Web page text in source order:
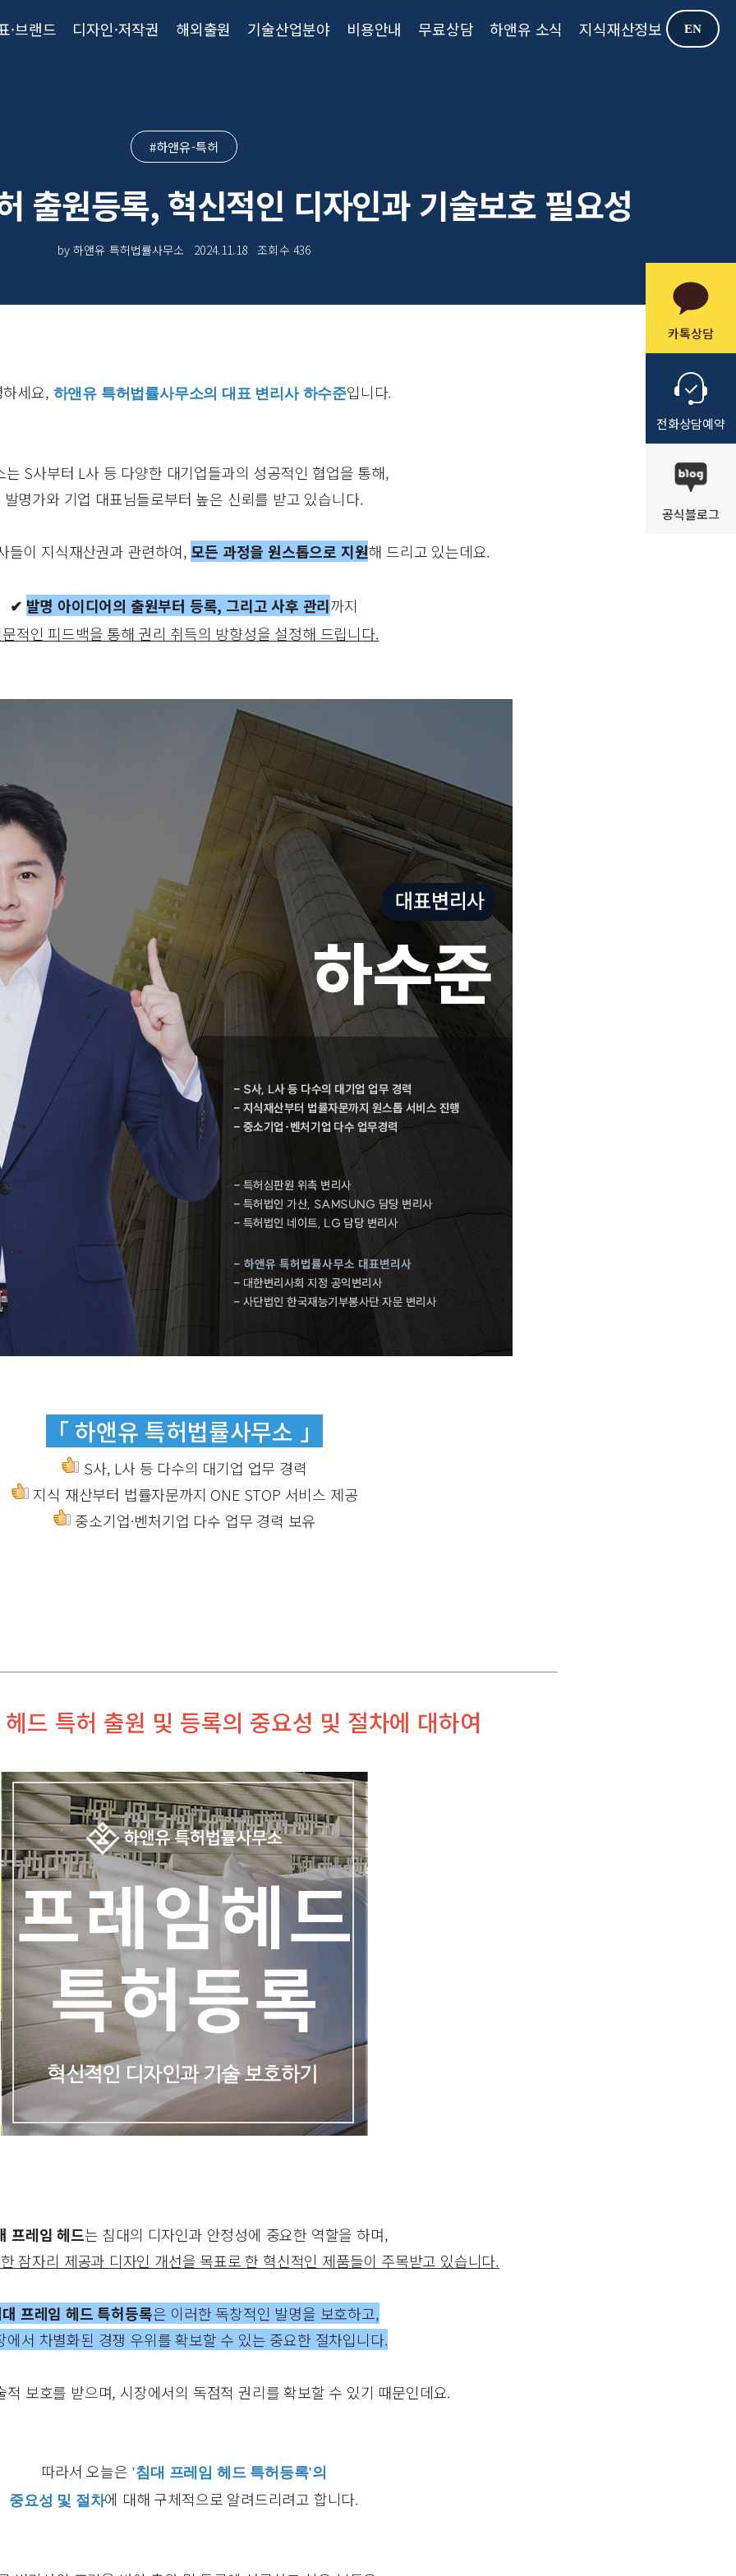
·브랜드 디자인·저작권 해외출원 기술산업분야 비용안내 무료상담 하앤유 소식 지식재산정보 EN
카톡상담
전화상담예약
공식블로그
#하앤유-특허
출원등록, 혁신적인 디자인과 기술보호 필요성
by 하앤유 특허법률사무소 2024.11.18 조회수 436
세요, 하앤유 특허법률사무소의 대표 변리사 하수준입니다.
는 S사부터 L사 등 다양한 대기업들과의 성공적인 협업을 통해,
발명가와 기업 대표님들로부터 높은 신뢰를 받고 있습니다.
들이 지식재산권과 관련하여, 모든 과정을 원스톱으로 지원해 드리고 있는데요.
✔ 발명 아이디어의 출원부터 등록, 그리고 사후 관리까지
적인 피드백을 통해 권리 취득의 방향성을 설정해 드립니다.
「 하앤유 특허법률사무소 」
S사, L사 등 다수의 대기업 업무 경력
지식 재산부터 법률자문까지 ONE STOP 서비스 제공
중소기업·벤처기업 다수 업무 경력 보유
드 특허 출원 및 등록의 중요성 및 절차에 대하여
프레임 헤드는 침대의 디자인과 안정성에 중요한 역할을 하며,
잠자리 제공과 디자인 개선을 목표로 한 혁신적인 제품들이 주목받고 있습니다.
프레임 헤드 특허등록은 이러한 독창적인 발명을 보호하고,
에서 차별화된 경쟁 우위를 확보할 수 있는 중요한 절차입니다.
적 보호를 받으며, 시장에서의 독점적 권리를 확보할 수 있기 때문인데요.
따라서 오늘은 '침대 프레임 헤드 특허등록'의
중요성 및 절차에 대해 구체적으로 알려드리려고 합니다.